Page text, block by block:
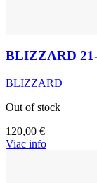
BLIZZARD 21-
BLIZZARD
Out of stock
120,00 €
Viac info